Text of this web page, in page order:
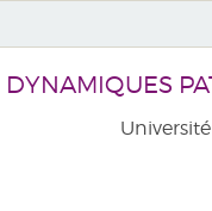
DYNAMIQUES